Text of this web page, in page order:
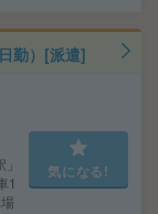
勤）[派遣]
1
気になる!